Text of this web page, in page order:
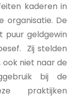
kaderen in
organisatie. De
puur geldgewin
Zij stelden
niet naar de
bij de
praktijken